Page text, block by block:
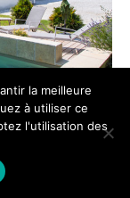
la meilleure
à utiliser ce
l'utilisation des